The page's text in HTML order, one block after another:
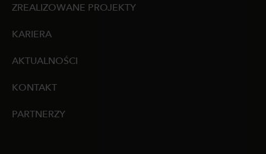
ZREALIZOWANE PROJEKTY
KARIERA
AKTUALNOŚCI
KONTAKT
PARTNERZY